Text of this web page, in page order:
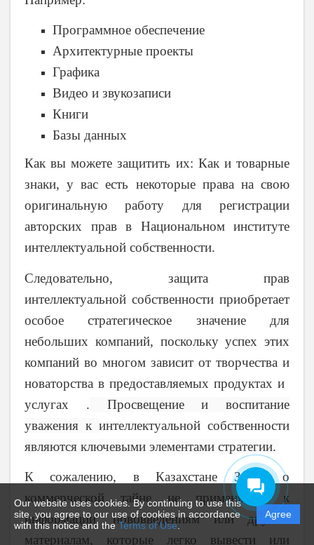
Our website uses cookies. By continuing to use this
site, you agree to our use of cookies in accordance
with this notice and theTerms of Use.
Agree
Программное обеспечение
Архитектурные проекты
Графика
Видео и звукозаписи
Книги
Базы данных
Как вы можете защитить их: Как и товарные
знаки, у вас есть некоторые права на свою
оригинальную работу для регистрации
авторских прав в Национальном институте
интеллектуальной собственности.
Следовательно, защита прав
интеллектуальной собственности приобретает
особое стратегическое значение для
небольших компаний, поскольку успех этих
компаний во многом зависит от творчества и
новаторства в предоставляемых продуктах и ​​
услугах . Просвещение и воспитание
уважения к интеллектуальной собственности
являются ключевыми элементами стратегии.
К сожалению, в Казахстане Закон о
коммерческой тайне не применяется к
информации, нововведениям или другим
материалам, которые легко вывести или